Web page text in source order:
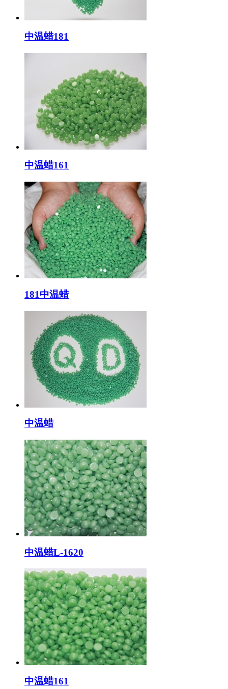
中温蜡181
中温蜡161
181中温蜡
中温蜡
中温蜡L-1620
中温蜡161